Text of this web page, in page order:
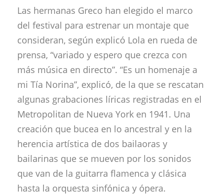
Las hermanas Greco han elegido el marco
del festival para estrenar un montaje que
consideran, según explicó Lola en rueda de
prensa, “variado y espero que crezca con
más música en directo”. “Es un homenaje a
mi Tía Norina”, explicó, de la que se rescatan
algunas grabaciones líricas registradas en el
Metropolitan de Nueva York en 1941. Una
creación que bucea en lo ancestral y en la
herencia artística de dos bailaoras y
bailarinas que se mueven por los sonidos
que van de la guitarra flamenca y clásica
hasta la orquesta sinfónica y ópera.